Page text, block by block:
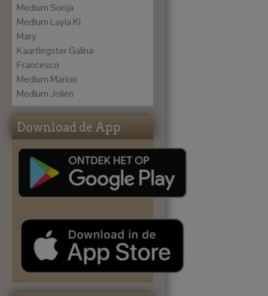
Medium Sonja
Medium Layla Ki
Mary
Kaartlegster Galina
Francesco
Medium Marion
Medium Jolien
Download de App